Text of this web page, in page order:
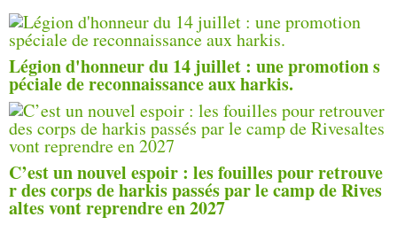
Légion d'honneur du 14 juillet : une promotion s
péciale de reconnaissance aux harkis.
C’est un nouvel espoir : les fouilles pour retrouve
r des corps de harkis passés par le camp de Rives
altes vont reprendre en 2027